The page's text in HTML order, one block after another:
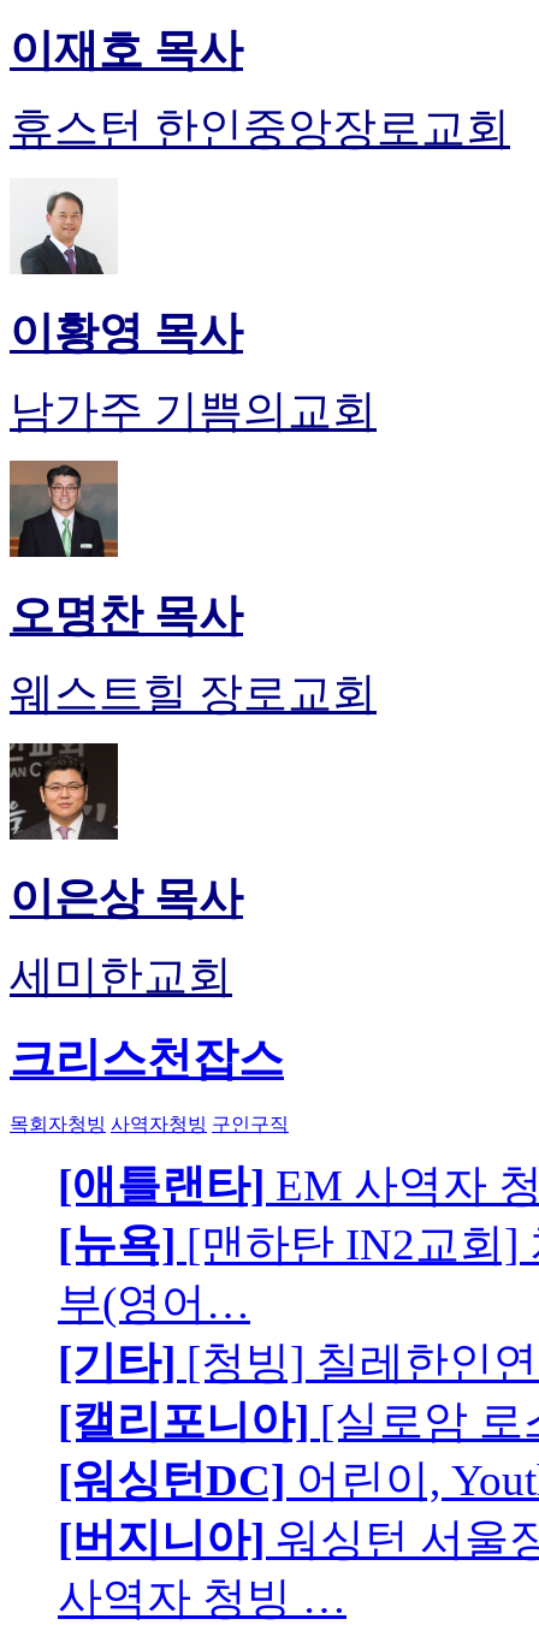
이재호 목사
휴스턴 한인중앙장로교회
이황영 목사
남가주 기쁨의교회
오명찬 목사
웨스트힐 장로교회
이은상 목사
세미한교회
크리스천잡스
목회자청빙 사역자청빙 구인구직
[애틀랜타] EM 사역자
[뉴욕] [맨하탄 IN2교회]
부(영어…
[기타] [청빙] 칠레한인
[캘리포니아] [실로암 로
[워싱턴DC] 어린이,
[버지니아] 워싱턴 서울
사역자 청빙 …